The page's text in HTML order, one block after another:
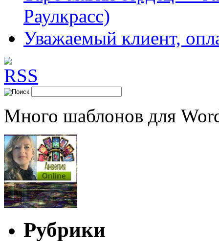
Раулкрасс)
Уважаемый клиент,
Много шаблонов для
Рубрики